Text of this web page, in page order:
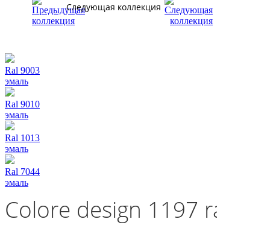
Следующая коллекция
Ral 9003
эмаль
Ral 9010
эмаль
Ral 1013
эмаль
Ral 7044
эмаль
Colore design 1197 ral